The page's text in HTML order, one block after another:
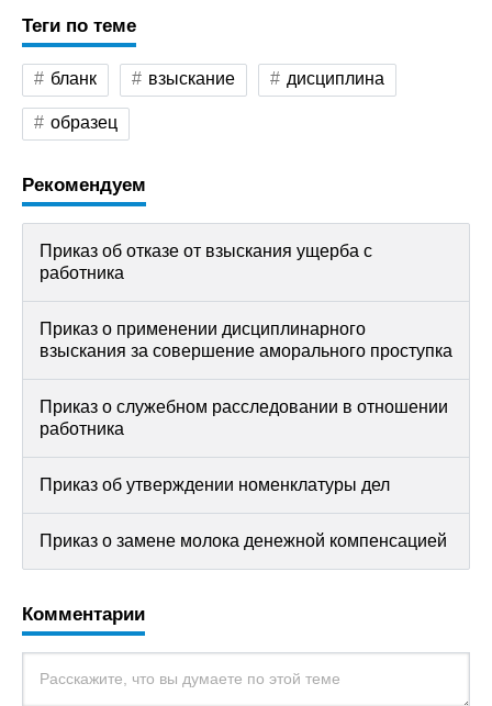
Теги по теме
бланк взыскание дисциплина
образец
Рекомендуем
Приказ об отказе от взыскания ущерба с
работника
Приказ о применении дисциплинарного
взыскания за совершение аморального проступка
Приказ о служебном расследовании в отношении
работника
Приказ об утверждении номенклатуры дел
Приказ о замене молока денежной компенсацией
Комментарии